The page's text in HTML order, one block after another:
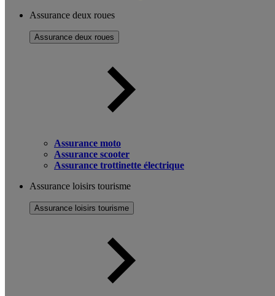
Assurance deux roues
Assurance deux roues
Assurance moto
Assurance scooter
Assurance trottinette électrique
Assurance loisirs tourisme
Assurance loisirs tourisme